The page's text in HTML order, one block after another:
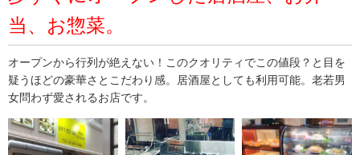
当、お惣菜。
オープンから行列が絶えない！このクオリティでこの値段？と目を
疑うほどの豪華さとこだわり感。居酒屋としても利用可能。老若男
女問わず愛されるお店です。